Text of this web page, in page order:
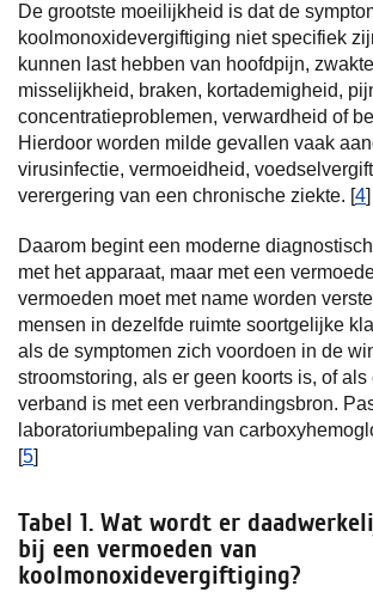
De grootste moeilijkheid is dat de
koolmonoxidevergiftiging niet specifiek
kunnen last hebben van hoofdpijn,
misselijkheid, braken, kortademigheid,
concentratieproblemen, verwardheid of
Hierdoor worden milde gevallen vaak
virusinfectie, vermoeidheid,
verergering van een chronische ziekte. [4]
Daarom begint een moderne
met het apparaat, maar met een
vermoeden moet met name worden
mensen in dezelfde ruimte soortgelijke
als de symptomen zich voordoen in de
stroomstoring, als er geen koorts is, of
verband is met een verbrandingsbron.
laboratoriumbepaling van
[5]
Tabel 1. Wat wordt er
bij een vermoeden van
koolmonoxidevergiftiging?